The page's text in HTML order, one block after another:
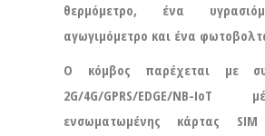
θερμόμετρο, ένα
αγωγιμόμετρο και ένα
Ο κόμβος παρέχεται με
2G/4G/GPRS/EDGE/NB-
ενσωματωμένης κάρτας SIM